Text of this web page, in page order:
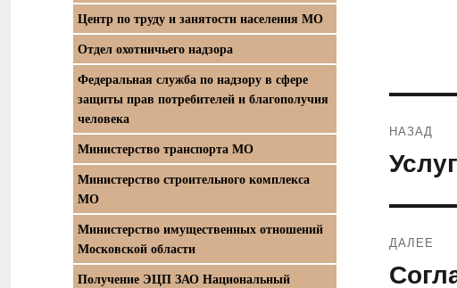
по
НАЗАД
запись:
ДАЛЕЕ
Центр по труду и занятости населения МО
Отдел охотничьего надзора
Федеральная служба по надзору в сфере
защиты прав потребителей и благополучия
человека
Министерство транспорта МО
Министерство строительного комплекса
МО
Министерство имущественных отношений
Московской области
Получение ЭЦП ЗАО Национальный